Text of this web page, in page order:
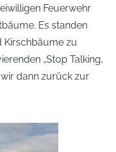
Feuerwehr
Es standen
Kirschbäume zu
„Stop Talking,
dann zurück zur